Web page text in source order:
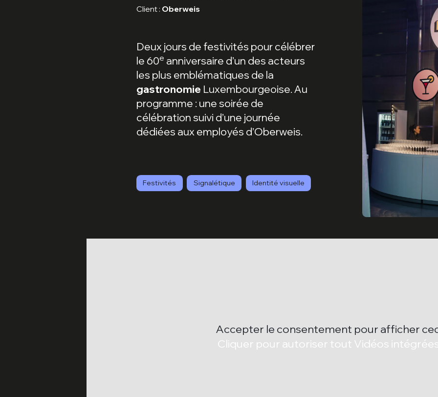
Client : Oberweis
Deux jours de festivités pour célébrer
le 60e anniversaire d’un des acteurs
les plus emblématiques de la
gastronomie Luxembourgeoise. Au
programme : une soirée de
célébration suivi d’une journée
dédiées aux employés d’Oberweis.
Festivités Signalétique Identité visuelle
Accepter le consentement pour afficher
Cliquer pour autoriser tout Vidéos